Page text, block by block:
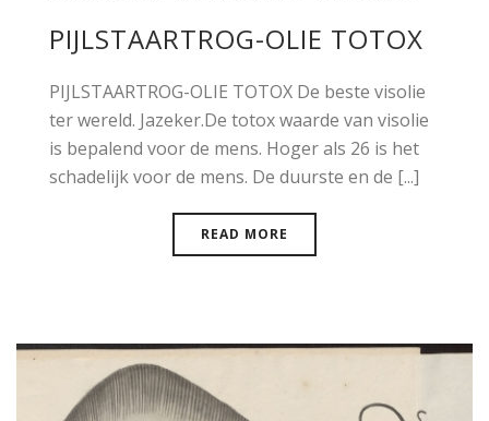
PIJLSTAARTROG-OLIE TOTOX
PIJLSTAARTROG-OLIE TOTOX De beste visolie
ter wereld. Jazeker.De totox waarde van visolie
is bepalend voor de mens. Hoger als 26 is het
schadelijk voor de mens. De duurste en de [...]
READ MORE